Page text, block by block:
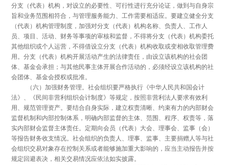
分支（代表）机构，对设立的必要性、可行性进行充分论证，做到与自身宗
旨和业务范围相符合，与管理服务能力、工作需要相适应。要建立健全分支
（代表）机构管理制度，加强对分支（代表）机构名称、负责人、工作人
员、项目、活动、财务等事项的审核和监督，不得将分支（代表）机构委托
其他组织或个人运营，不得借设立分支（代表）机构收取或变相收取管理费
用。分支（代表）机构开展活动产生的法律责任，由设立该机构的社会团
体、基金会承担；与其他民事主体开展合作活动的，必须经设立该机构的社
会团体、基金会授权或批准。
（六）加强财务管理。社会组织要严格执行《中华人民共和国会计
法》、《民间非营利组织会计制度》等规定，按照非营利法人要求有效利
用、规范管理资产。要结合自身实际，建立权责清晰、约束有力的内部财会
监督机制和内部控制体系，明确内部监督的主体、范围、程序、权责等，落
实内部财会监督主体责任。定期向会员（代表）大会、理事会、监事（会）
等报告财务收支情况。社会组织的负责人、理事、监事、主要捐赠人等与社
会组织交易对象存在控制关系或者能够施加重大影响的，应当主动报告并按
规定回避表决，相关交易情况应依法如实披露。